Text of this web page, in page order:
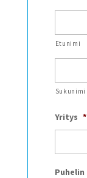
Etunimi
Sukunimi
Yritys *
Puhelin